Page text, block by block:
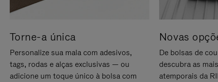
Torne-a única
Personalize sua mala com adesivos,
tags, rodas e alças exclusivas — ou
adicione um toque único à bolsa com
Novas
De bolsas de
descubra as
atemporais da